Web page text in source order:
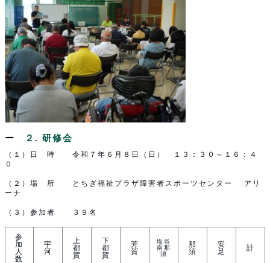
２. 研修会
（１）日 時 令和７年６月８日（日） １３：３０～１６：４
０
（２）場 所 とちぎ福祉プラザ障害者スポーツセンター アリ
ーナ
（３）参加者 ３９名
参
加
人
数
宇
河
上
都
賀
下
都
賀
芳
賀
塩谷
南那
須
那
須
安
足
計